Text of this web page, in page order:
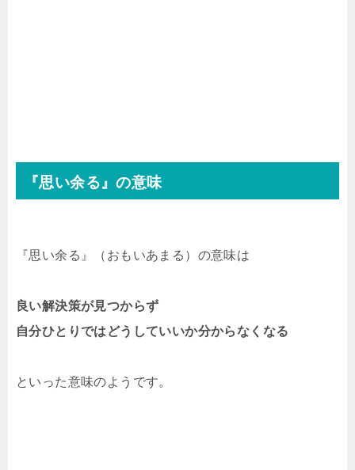
『思い余る』の意味
『思い余る』（おもいあまる）の意味は
良い解決策が見つからず
自分ひとりではどうしていいか分からなくなる
といった意味のようです。